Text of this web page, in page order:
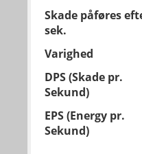
Skade påføres
sek.
Varighed
DPS (Skade pr.
Sekund)
EPS (Energy pr.
Sekund)